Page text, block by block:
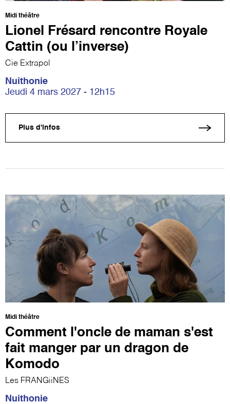
Midi théâtre
Lionel Frésard rencontre Royale
Cattin (ou l’inverse)
Cie Extrapol
Nuithonie
Jeudi 4 mars 2027 - 12h15
Plus d'infos
Midi théâtre
Comment l'oncle de maman s'est
fait manger par un dragon de
Komodo
Les FRANGiiNES
Nuithonie